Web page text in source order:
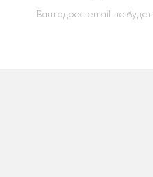
Ваш адрес email не будет